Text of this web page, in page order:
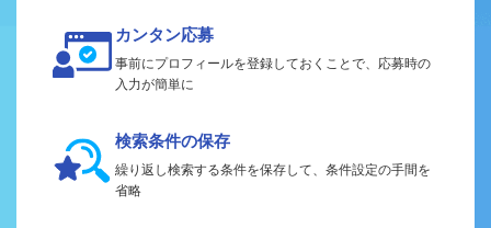
カンタン応募
事前にプロフィールを登録しておくことで、応募時の
入力が簡単に
検索条件の保存
繰り返し検索する条件を保存して、条件設定の手間を
省略